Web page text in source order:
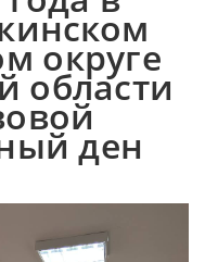
округе
области
ден